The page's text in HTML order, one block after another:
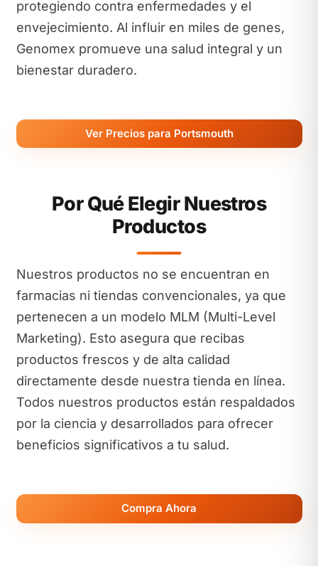
protegiendo contra enfermedades y el
envejecimiento. Al influir en miles de genes,
Genomex promueve una salud integral y un
bienestar duradero.
Ver Precios para Portsmouth
Por Qué Elegir Nuestros
Productos
Nuestros productos no se encuentran en
farmacias ni tiendas convencionales, ya que
pertenecen a un modelo MLM (Multi-Level
Marketing). Esto asegura que recibas
productos frescos y de alta calidad
directamente desde nuestra tienda en línea.
Todos nuestros productos están respaldados
por la ciencia y desarrollados para ofrecer
beneficios significativos a tu salud.
Compra Ahora